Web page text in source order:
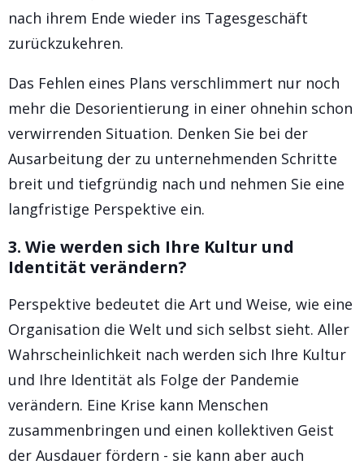
nach ihrem Ende wieder ins Tagesgeschäft
zurückzukehren.
Das Fehlen eines Plans verschlimmert nur noch
mehr die Desorientierung in einer ohnehin schon
verwirrenden Situation. Denken Sie bei der
Ausarbeitung der zu unternehmenden Schritte
breit und tiefgründig nach und nehmen Sie eine
langfristige Perspektive ein.
3. Wie werden sich Ihre Kultur und
Identität verändern?
Perspektive bedeutet die Art und Weise, wie eine
Organisation die Welt und sich selbst sieht. Aller
Wahrscheinlichkeit nach werden sich Ihre Kultur
und Ihre Identität als Folge der Pandemie
verändern. Eine Krise kann Menschen
zusammenbringen und einen kollektiven Geist
der Ausdauer fördern - sie kann aber auch